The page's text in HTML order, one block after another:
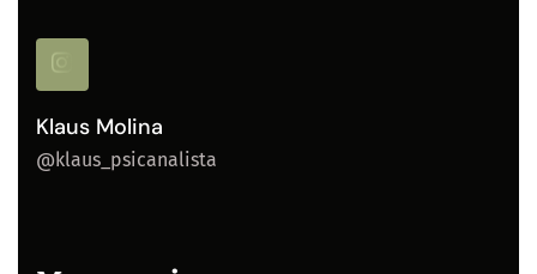
Klaus Molina
@klaus_psicanalista